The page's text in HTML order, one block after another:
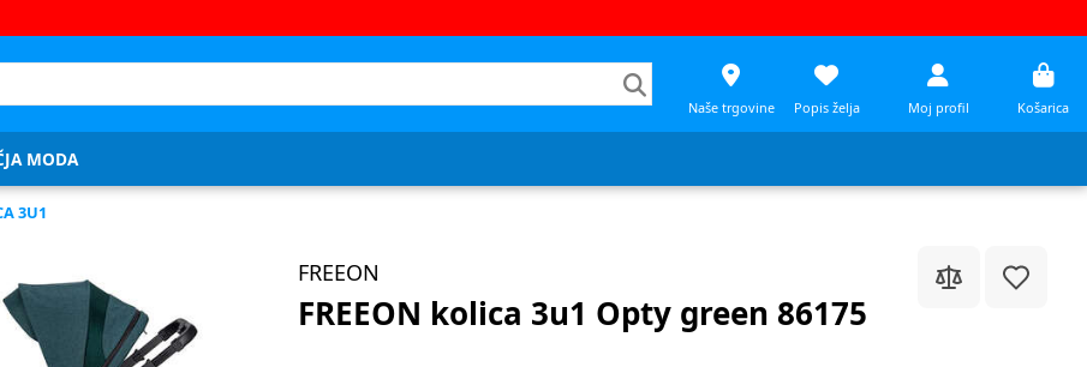
Naše trgovine Popis želja Moj profil Košarica
MODA
3U1
FREEON
FREEON kolica 3u1 Opty green 86175